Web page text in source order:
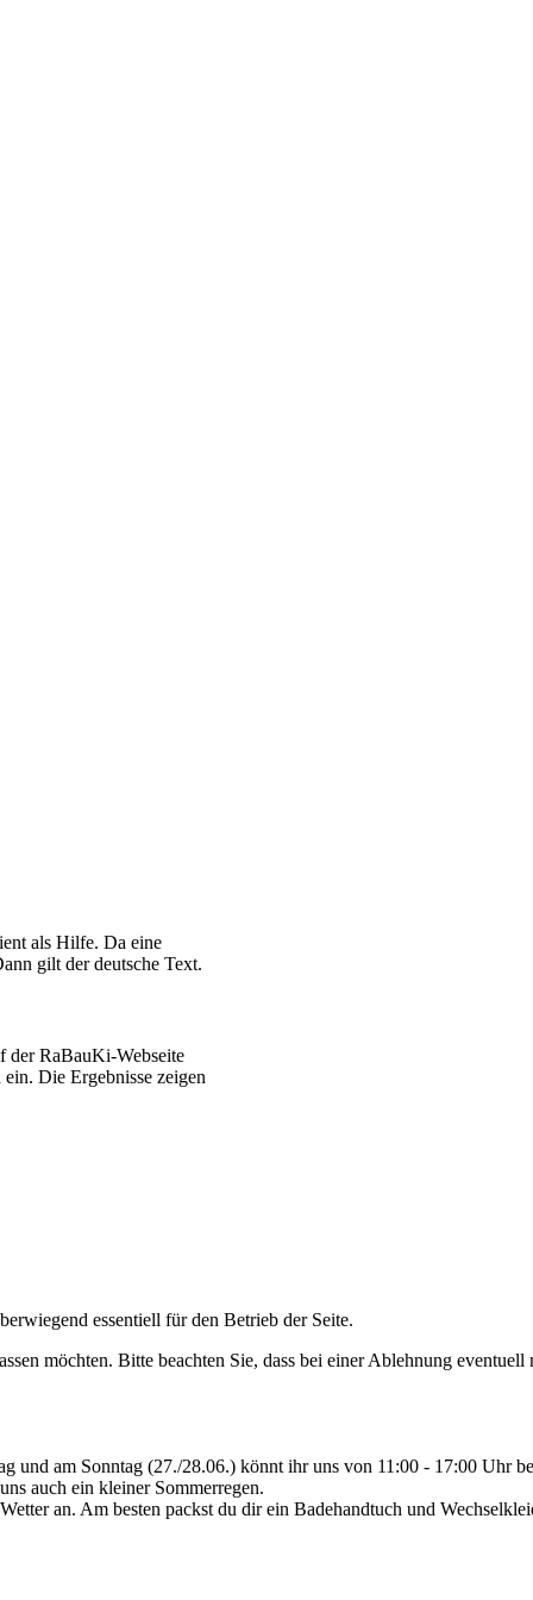
als Hilfe. Da eine
gilt der deutsche Text.
der RaBauKi-Webseite
Die Ergebnisse zeigen
und am Sonntag (27./28.06.) könnt ihr uns von 11:00 - 17:00 Uhr
auch ein kleiner Sommerregen.
an. Am besten packst du dir ein Badehandtuch und
essentiell für den Betrieb der Seite.
möchten. Bitte beachten Sie, dass bei einer Ablehnung